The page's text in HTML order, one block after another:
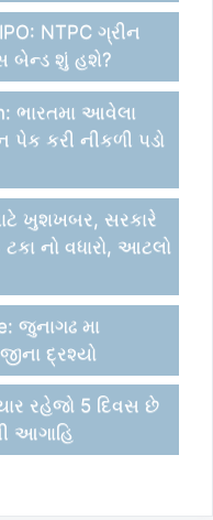
NTPC ગ્રીન
બેન્ડ શું હશે?
ભારતમા આવેલા
કરી નીકળી પડો
ખુશખબર, સરકારે
ટકા નો વધારો, આટલો
જુનાગઢ મા
દ્રશ્યો
રહેજો 5 દિવસ છે
આગાહિ